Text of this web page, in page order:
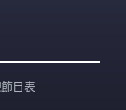
目表